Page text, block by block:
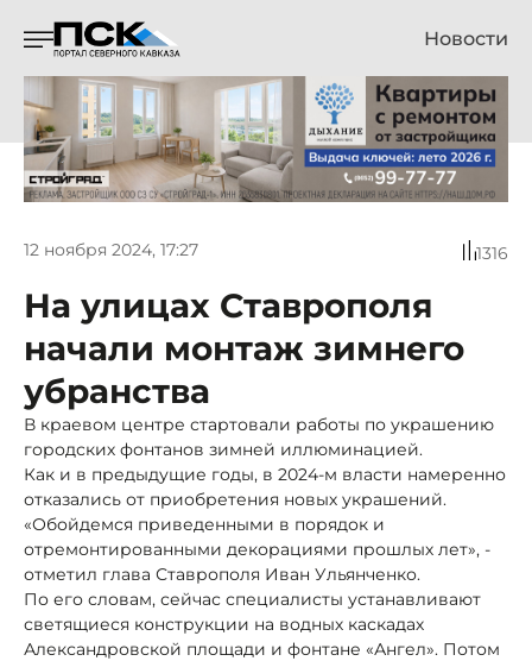
Новости
12 ноября 2024, 17:27 1316
На улицах Ставрополя
начали монтаж зимнего
убранства
В краевом центре стартовали работы по украшению
городских фонтанов зимней иллюминацией.
Как и в предыдущие годы, в 2024-м власти намеренно
отказались от приобретения новых украшений.
«Обойдемся приведенными в порядок и
отремонтированными декорациями прошлых лет», -
отметил глава Ставрополя Иван Ульянченко.
По его словам, сейчас специалисты устанавливают
светящиеся конструкции на водных каскадах
Александровской площади и фонтане «Ангел». Потом